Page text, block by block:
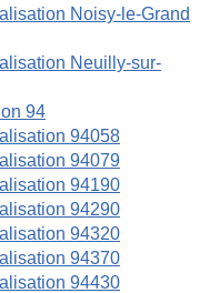
Noisy-le-Grand
Neuilly-sur-
94
94058
94079
94190
94290
94320
94370
94430